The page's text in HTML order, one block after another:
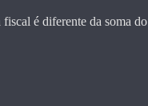
é diferente da soma do